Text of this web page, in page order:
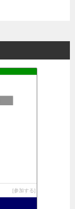
参加する